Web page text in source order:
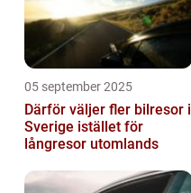
05 september 2025
Därför väljer fler bilresor i
Sverige istället för
långresor utomlands